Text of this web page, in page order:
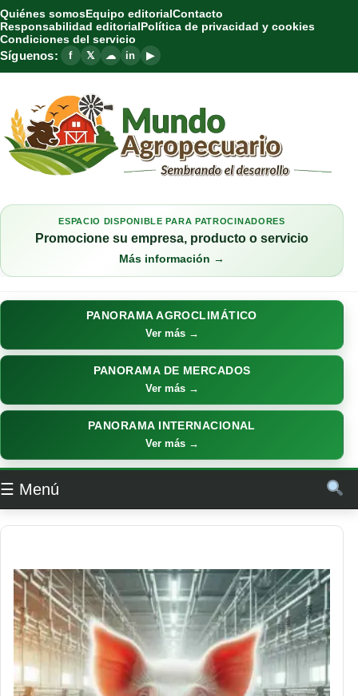
Quiénes somosEquipo editorialContacto
Responsabilidad editorialPolítica de privacidad y cookies
Condiciones del servicio
Síguenos: f 𝕏 ☁ in ▶
ESPACIO DISPONIBLE PARA PATROCINADORES
Promocione su empresa, producto o servicio
Más información →
PANORAMA AGROCLIMÁTICO
Ver más →
PANORAMA DE MERCADOS
Ver más →
PANORAMA INTERNACIONAL
Ver más →
☰ Menú